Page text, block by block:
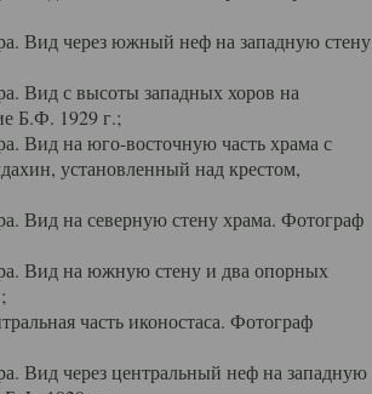
Вид через южный неф на западную стену
Вид с высоты западных хоров на
Б.Ф. 1929 г.;
Вид на юго-восточную часть храма с
установленный над крестом,
Вид на северную стену храма. Фотограф
Вид на южную стену и два опорных
часть иконостаса. Фотограф
Вид через центральный неф на западную